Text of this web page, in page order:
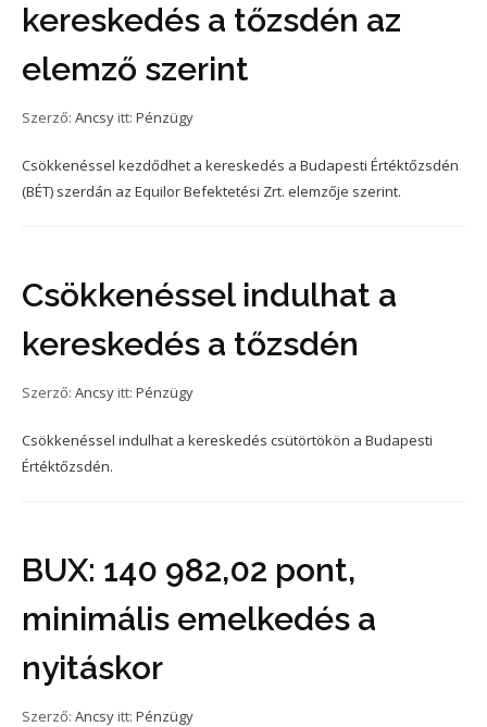
kereskedés a tőzsdén az
elemző szerint
Szerző: Ancsy itt: Pénzügy
Csökkenéssel kezdődhet a kereskedés a Budapesti Értéktőzsdén
(BÉT) szerdán az Equilor Befektetési Zrt. elemzője szerint.
Csökkenéssel indulhat a
kereskedés a tőzsdén
Szerző: Ancsy itt: Pénzügy
Csökkenéssel indulhat a kereskedés csütörtökön a Budapesti
Értéktőzsdén.
BUX: 140 982,02 pont,
minimális emelkedés a
nyitáskor
Szerző: Ancsy itt: Pénzügy